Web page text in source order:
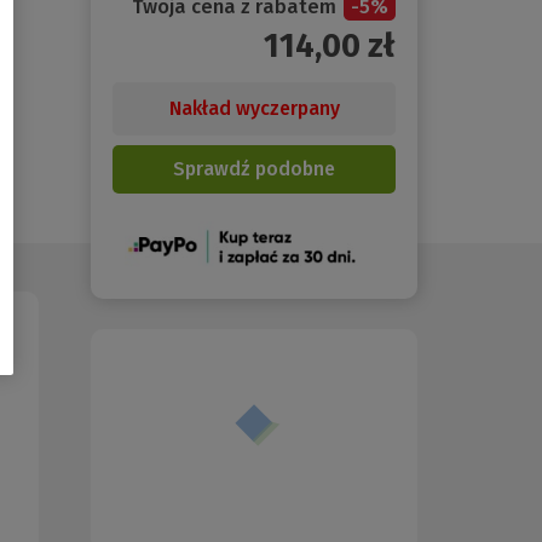
Twoja cena z rabatem -5%
114,00 zł
Nakład wyczerpany
Sprawdź podobne
(Nowe